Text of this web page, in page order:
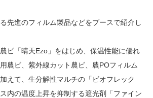
先進のフィルム製品などをブースで紹介し
ビ「晴天Ezo」をはじめ、保温性能に優れ
農ビ、紫外線カット農ビ、農POフィルム
えて、生分解性マルチの「ビオフレック
内の温度上昇を抑制する遮光剤「ファイン